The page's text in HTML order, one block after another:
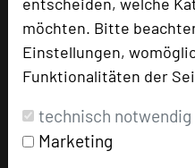
möchten. Bitte
Einstellungen,
Funktionalitäten der
technisch notwendig
Marketing
Impressum zum
Hotels die Nutzungsrechte
und sind dafür